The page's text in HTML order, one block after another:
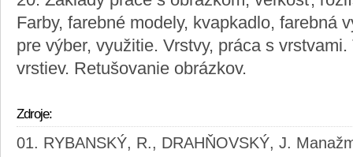
Farby, farebné modely, kvapkadlo, farebná
pre výber, využitie. Vrstvy, práca s
vrstiev. Retušovanie obrázkov.
Zdroje:
RYBANSKÝ, R., DRAHŇOVSKÝ, J.